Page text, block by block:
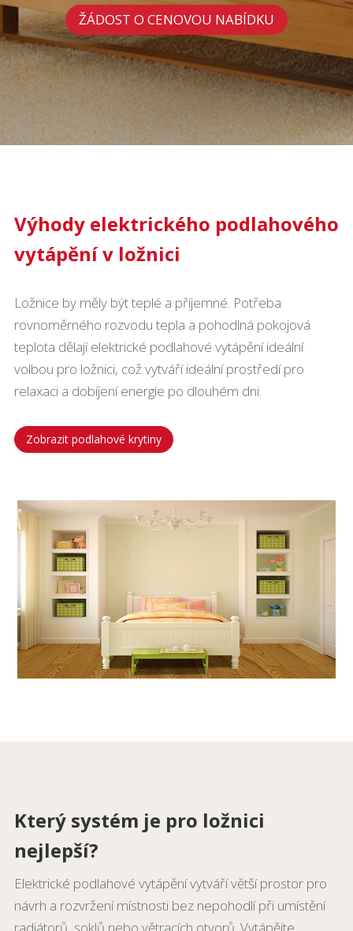
ŽÁDOST O CENOVOU NABÍDKU
Výhody elektrického podlahového
vytápění v ložnici
Ložnice by měly být teplé a příjemné. Potřeba
rovnoměrného rozvodu tepla a pohodlná pokojová
teplota dělají elektrické podlahové vytápění ideální
volbou pro ložnici, což vytváří ideální prostředí pro
relaxaci a dobíjení energie po dlouhém dni.
Zobrazit podlahové krytiny
Který systém je pro ložnici
nejlepší?
Elektrické podlahové vytápění vytváří větší prostor pro
návrh a rozvržení místnosti bez nepohodlí při umístění